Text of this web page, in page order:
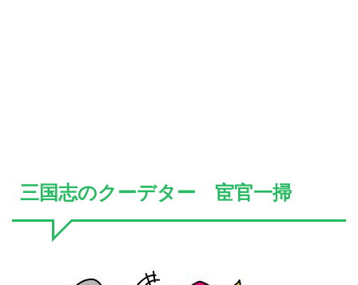
三国志のクーデター 宦官一掃